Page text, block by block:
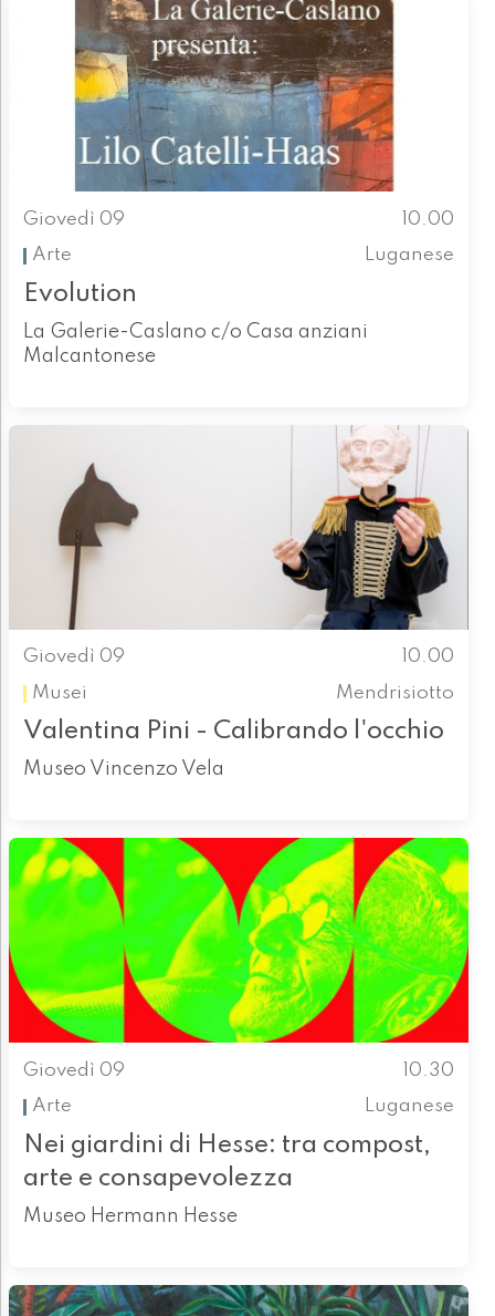
Giovedì 09
10.00
Arte
Luganese
Evolution
La Galerie-Caslano c/o Casa anziani
Malcantonese
Giovedì 09
10.00
Musei
Mendrisiotto
Valentina Pini - Calibrando l'occhio
Museo Vincenzo Vela
Giovedì 09
10.30
Arte
Luganese
Nei giardini di Hesse: tra compost,
arte e consapevolezza
Museo Hermann Hesse